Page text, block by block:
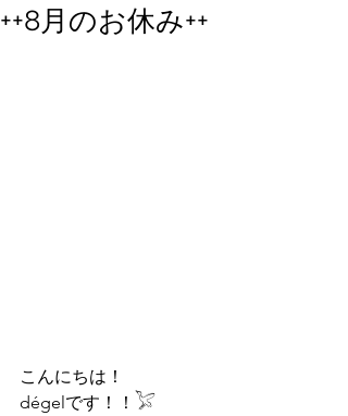
++8月のお休み++
こんにちは！
dégelです！！𓅯